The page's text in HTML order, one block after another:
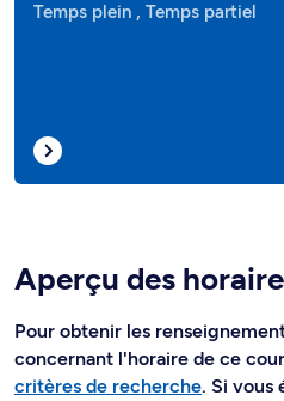
Temps plein , Temps partiel
Aperçu des
Pour obtenir les
concernant l'horaire de ce
critères de recherche. Si vous